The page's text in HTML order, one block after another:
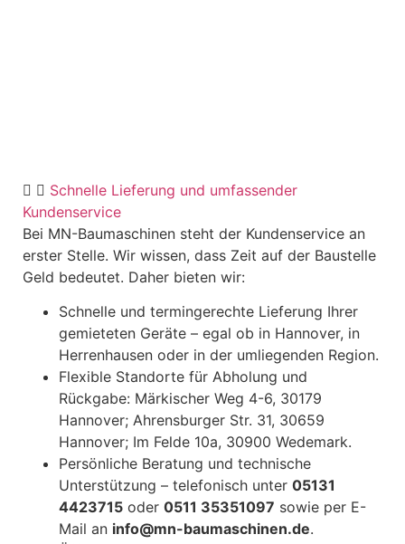
Schnelle Lieferung und umfassender
Kundenservice
Bei MN-Baumaschinen steht der Kundenservice an
erster Stelle. Wir wissen, dass Zeit auf der Baustelle
Geld bedeutet. Daher bieten wir:
Schnelle und termingerechte Lieferung Ihrer
gemieteten Geräte – egal ob in Hannover, in
Herrenhausen oder in der umliegenden Region.
Flexible Standorte für Abholung und
Rückgabe: Märkischer Weg 4-6, 30179
Hannover; Ahrensburger Str. 31, 30659
Hannover; Im Felde 10a, 30900 Wedemark.
Persönliche Beratung und technische
Unterstützung – telefonisch unter 05131
4423715 oder 0511 35351097 sowie per E-
Mail an info@mn-baumaschinen.de.